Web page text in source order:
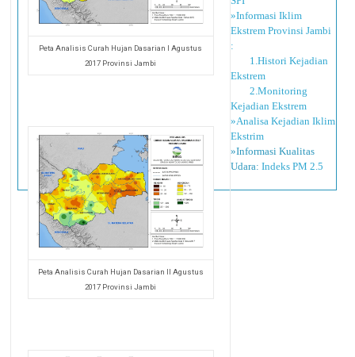
Peta Analisis Curah Hujan Dasarian I Agustus
2017 Provinsi Jambi
Peta Analisis Curah Hujan Dasarian II Agustus
2017 Provinsi Jambi
»Informasi Iklim
Ekstrem Provinsi Jambi
:
1.Histori Kejadian
Ekstrem
2.Monitoring
Kejadian Ekstrem
»Analisa Kejadian Iklim
Ekstrim
»Informasi Kualitas
Udara: Indeks PM 2.5